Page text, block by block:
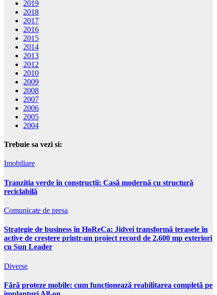
2019
2018
2017
2016
2015
2014
2013
2012
2010
2009
2008
2007
2006
2005
2004
Trebuie sa vezi si:
Imobiliare
Tranziția verde în construcții: Casă modernă cu structură
reciclabilă
Comunicate de presa
Strategie de business în HoReCa: Jidvei transformă terasele în
active de creștere printr-un proiect record de 2.600 mp exteriori
cu Sun Leader
Diverse
Fără proteze mobile: cum funcționează reabilitarea completă pe